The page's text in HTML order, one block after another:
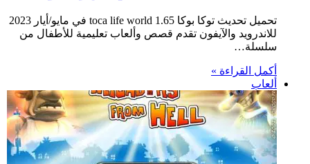
تحميل تحديث توكا بوكا toca life world 1.65 في مايو/أيار 2023
للاندرويد والآيفون تقدم قصص وألعاب تعليمية للأطفال من
سلسلة…
أكمل القراءة »
ألعاب